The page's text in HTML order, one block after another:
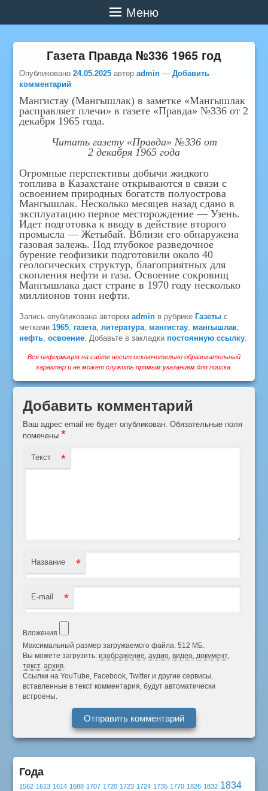
Меню
Газета Правда №336 1965 год
Опубликовано24.05.2025 авторadmin —Добавить
комментарий
Мангистау (Мангышлак) в заметке «Мангышлак
расправляет плечи» в газете «Правда» №336 от 2
декабря 1965 года.
Читать газету «Правда» №336 от
2 декабря 1965 года
Огромные перспективы добычи жидкого
топлива в Казахстане открываются в связи с
освоением природных богатств полуострова
Мангышлак. Несколько месяцев назад сдано в
эксплуатацию первое месторождение — Узень.
Идет подготовка к вводу в действие второго
промысла — Жетыбай. Вблизи его обнаружена
газовая залежь. Под глубокое разведочное
бурение геофизики подготовили около 40
геологических структур, благоприятных для
скопления нефти и газа. Освоение сокровищ
Мангышлака даст стране в 1970 году несколько
миллионов тонн нефти.
Запись опубликована авторомadmin в рубрике Газеты с
метками1965, газета,литература, мангистау, мангышлак,
нефть,освоение. Добавьте в закладки постоянную ссылку.
Вся информация на сайте носит исключительно образовательный
характер и не может служить прямым указанием для поиска.
Добавить комментарий
Ваш адрес email не будет опубликован. Обязательные поля
помечены *
Текст *
Название *
E-mail *
Вложения
Максимальный размер загружаемого файла: 512 МБ.
Вы можете загрузить:изображение,аудио,видео,документ,
текст,архив.
Ссылки на YouTube, Facebook, Twitter и другие сервисы,
вставленные в текст комментария, будут автоматически
встроены.
Года
1562 1613 1614 1688 1707 1720 1723 1724 1735 1770 1826 1832 1834